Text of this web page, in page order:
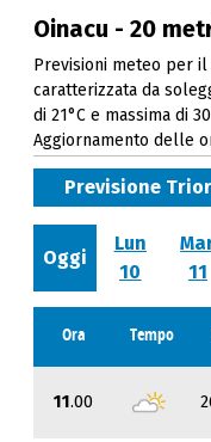
Oinacu - 20
Previsioni meteo per il
caratterizzata da
di 21°C e massima di
Aggiornamento delle
Previsione
Oggi
Lun
10
11
Ora Tempo
11.00